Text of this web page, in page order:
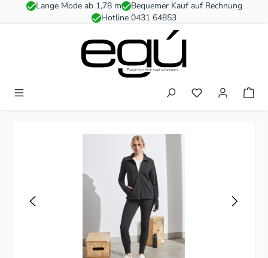
Zum Hauptinhalt springen
Lange Mode ab 1,78 m
Bequemer Kauf auf Rechnung
Hotline 0431 64853
Du hast 0